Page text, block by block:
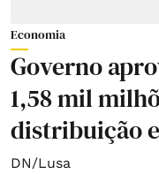
Economia
Governo
1,58 mil
distribuição
DN/Lusa